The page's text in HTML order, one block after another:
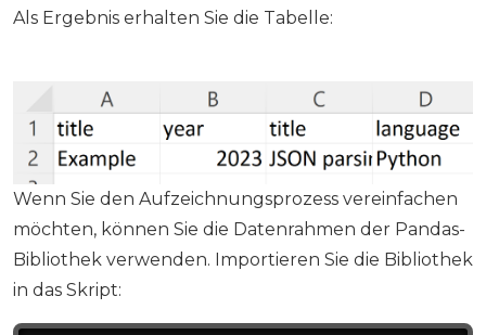
Als Ergebnis erhalten Sie die Tabelle:
Wenn Sie den Aufzeichnungsprozess vereinfachen
möchten, können Sie die Datenrahmen der Pandas-
Bibliothek verwenden. Importieren Sie die Bibliothek
in das Skript: